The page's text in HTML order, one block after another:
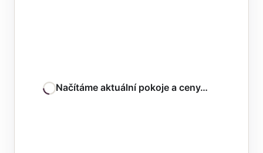
Načítáme aktuální pokoje a ceny…